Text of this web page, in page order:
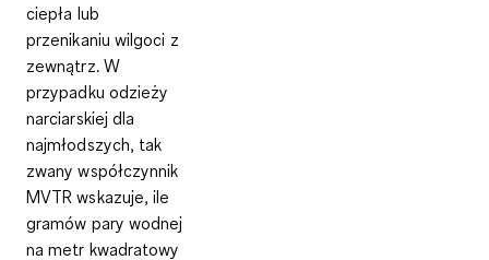
ciepła lub
przenikaniu wilgoci z
zewnątrz. W
przypadku odzieży
narciarskiej dla
najmłodszych, tak
zwany współczynnik
MVTR wskazuje, ile
gramów pary wodnej
na metr kwadratowy